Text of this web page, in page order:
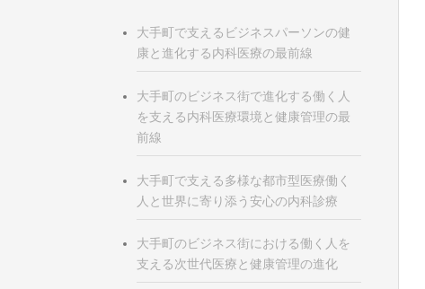
大手町で支えるビジネスパーソンの健
康と進化する内科医療の最前線
大手町のビジネス街で進化する働く人
を支える内科医療環境と健康管理の最
前線
大手町で支える多様な都市型医療働く
人と世界に寄り添う安心の内科診療
大手町のビジネス街における働く人を
支える次世代医療と健康管理の進化